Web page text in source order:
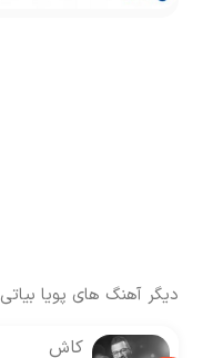
دیگر آهنگ های پویا بیاتی
کاش